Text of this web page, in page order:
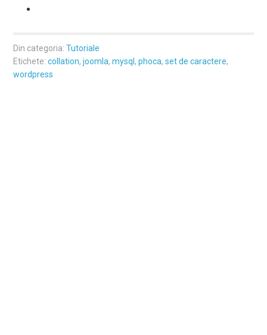
Din categoria:Tutoriale
Etichete:collation,joomla,mysql ,phoca,set de caractere,
wordpress